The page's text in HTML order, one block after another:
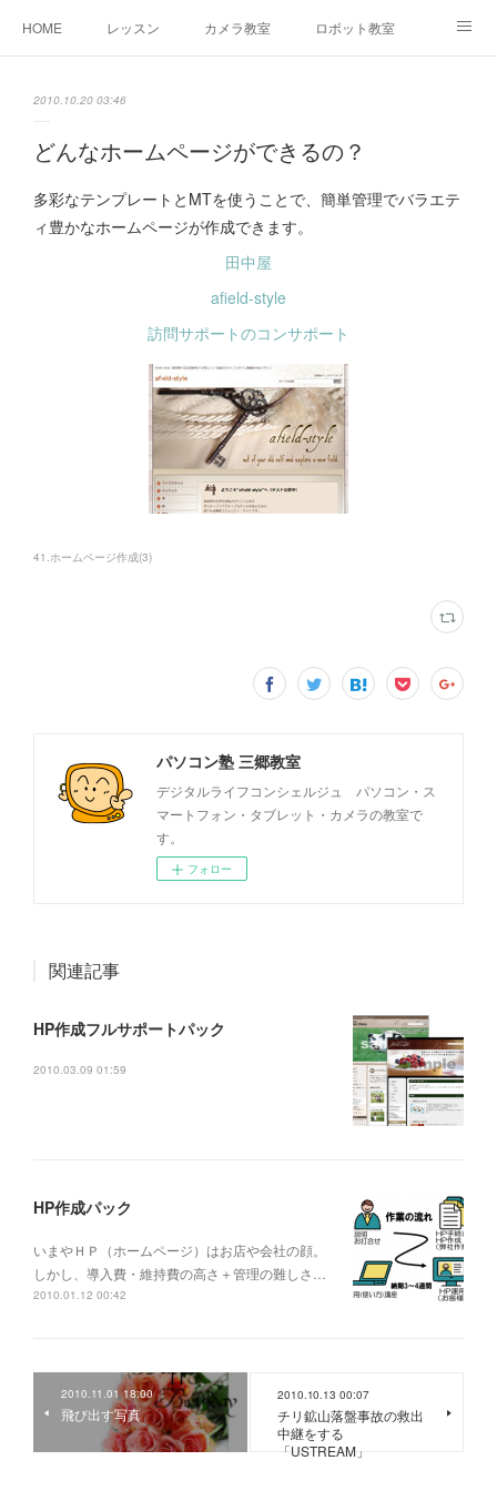
HOME レッスン カメラ教室 ロボット教室
2010.10.20 03:46
どんなホームページができるの？
多彩なテンプレートとMTを使うことで、簡単管理でバラエテ
ィ豊かなホームページが作成できます。
田中屋
afield-style
訪問サポートのコンサポート
41.ホームページ作成(3)
パソコン塾 三郷教室
デジタルライフコンシェルジュ パソコン・ス
マートフォン・タブレット・カメラの教室で
す。
フォロー
関連記事
HP作成フルサポートパック
2010.03.09 01:59
HP作成パック
いまやＨＰ（ホームページ）はお店や会社の顔。
しかし、導入費・維持費の高さ＋管理の難しさ…
2010.01.12 00:42
2010.11.01 18:00
飛び出す写真
2010.10.13 00:07
チリ鉱山落盤事故の救出
中継をする
「USTREAM」